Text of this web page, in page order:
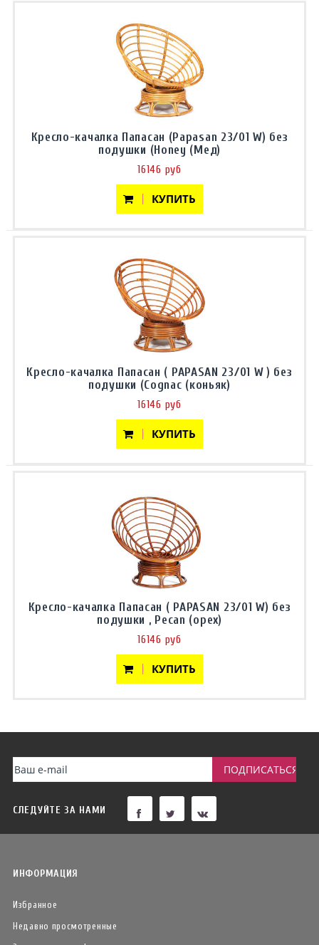
Кресло-качалка Папасан (Papasan 23/01 W) без
подушки (Honey (Мед)
16146 руб
КУПИТЬ
Кресло-качалка Папасан ( PAPASAN 23/01 W ) без
подушки (Cognac (коньяк)
16146 руб
КУПИТЬ
Кресло-качалка Папасан ( PAPASAN 23/01 W) без
подушки , Pecan (орех)
16146 руб
КУПИТЬ
СЛЕДУЙТЕ ЗА НАМИ
ИНФОРМАЦИЯ
Избранное
Недавно просмотренные